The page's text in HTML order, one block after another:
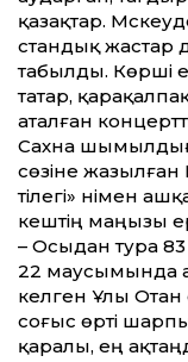
қазақтар.
стандық жастар
табылды. Көрші
татар,
аталған
Сахна
сөзіне жазылған
тілегі» әнімен
кештің маңызы
– Осыдан тура
22 маусымында
әкелген Ұлы
соғыс өрті
қаралы, ең